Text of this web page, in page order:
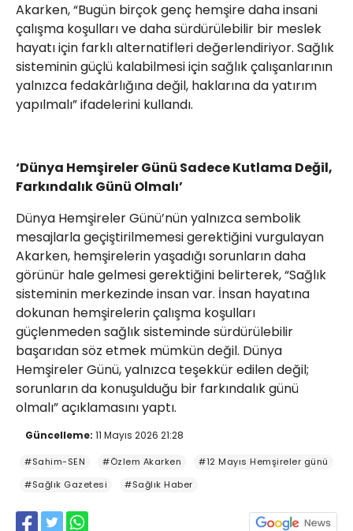
Akarken, “Bugün birçok genç hemşire daha insani
çalışma koşulları ve daha sürdürülebilir bir meslek
hayatı için farklı alternatifleri değerlendiriyor. Sağlık
sisteminin güçlü kalabilmesi için sağlık çalışanlarının
yalnızca fedakârlığına değil, haklarına da yatırım
yapılmalı” ifadelerini kullandı.
‘Dünya Hemşireler Günü Sadece Kutlama Değil,
Farkındalık Günü Olmalı’
Dünya Hemşireler Günü’nün yalnızca sembolik
mesajlarla geçiştirilmemesi gerektiğini vurgulayan
Akarken, hemşirelerin yaşadığı sorunların daha
görünür hale gelmesi gerektiğini belirterek, “Sağlık
sisteminin merkezinde insan var. İnsan hayatına
dokunan hemşirelerin çalışma koşulları
güçlenmeden sağlık sisteminde sürdürülebilir
başarıdan söz etmek mümkün değil. Dünya
Hemşireler Günü, yalnızca teşekkür edilen değil;
sorunların da konuşulduğu bir farkındalık günü
olmalı” açıklamasını yaptı.
Güncelleme: 11 Mayıs 2026 21:28
#Sahim-SEN #Özlem Akarken
#12 Mayıs Hemşireler günü
#Sağlık Gazetesi
#Sağlık Haber